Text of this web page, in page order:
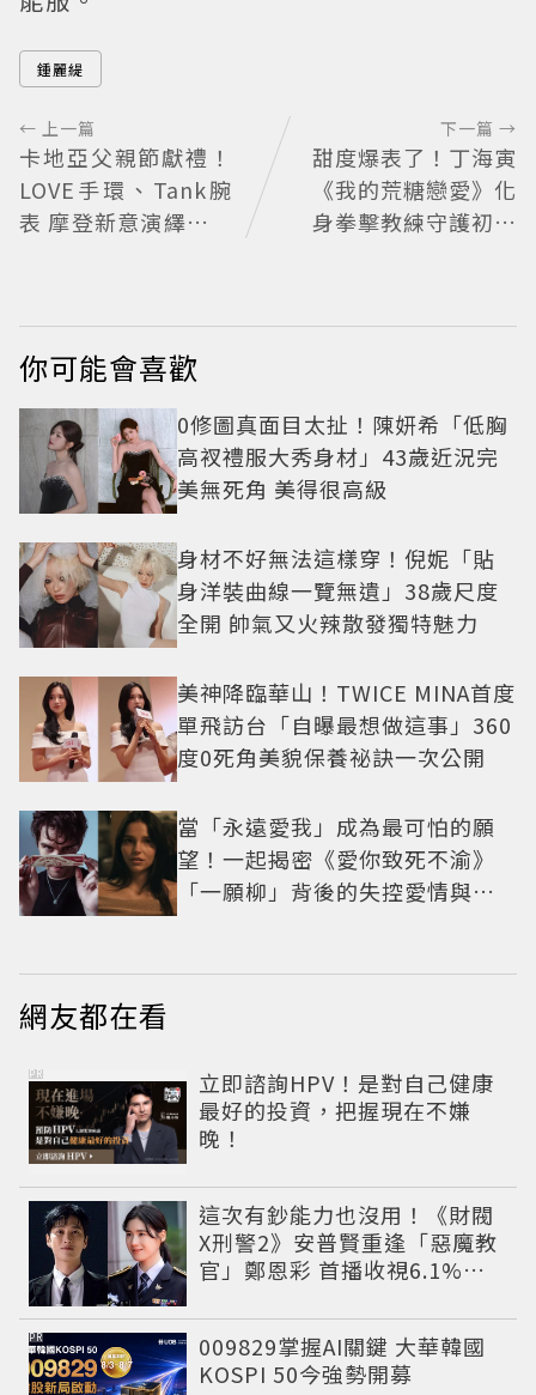
鍾麗緹
← 上一篇
卡地亞父親節獻禮！
LOVE手環、Tank腕
表 摩登新意演繹永不
下一篇 →
甜度爆表了！丁海寅
《我的荒糖戀愛》化
身拳擊教練守護初戀
你可能會喜歡
0修圖真面目太扯！陳妍希「低胸
高衩禮服大秀身材」43歲近況完
美無死角 美得很高級
身材不好無法這樣穿！倪妮「貼
身洋裝曲線一覽無遺」38歲尺度
全開 帥氣又火辣散發獨特魅力
美神降臨華山！TWICE MINA首度
單飛訪台「自曝最想做這事」360
度0死角美貌保養祕訣一次公開
當「永遠愛我」成為最可怕的願
望！一起揭密《愛你致死不渝》
「一願柳」背後的失控愛情與爆
網友都在看
立即諮詢HPV！是對自己健康
最好的投資，把握現在不嫌
晚！
PR
這次有鈔能力也沒用！《財閥
X刑警2》安普賢重逢「惡魔教
官」鄭恩彩 首播收視6.1%超
009829掌握AI關鍵 大華韓國
KOSPI 50今強勢開募
PR